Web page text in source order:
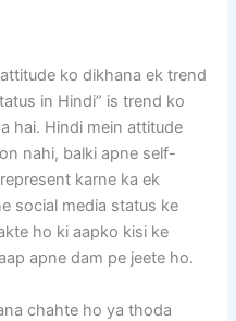
ko dikhana ek trend
in Hindi” is trend ko
hai. Hindi mein attitude
nahi, balki apne self-
karne ka ek
social media status ke
ho ki aapko kisi ke
apne dam pe jeete ho.
chahte ho ya thoda